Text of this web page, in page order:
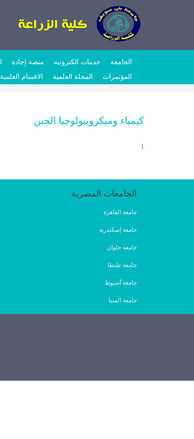
الجامعة خدمات الكترونيه منصة إجادة
المؤتمرات
المجلة العلمية الاقسام العلمية
كيمياء وميكروبيولوجيا الجبن
1
الجامعات المصرية
جامعة القاهرة
جامعة إسكندرية
جامعة حلوان
جامعة طنطا
جامعة أسيوط
جامعة المنيا